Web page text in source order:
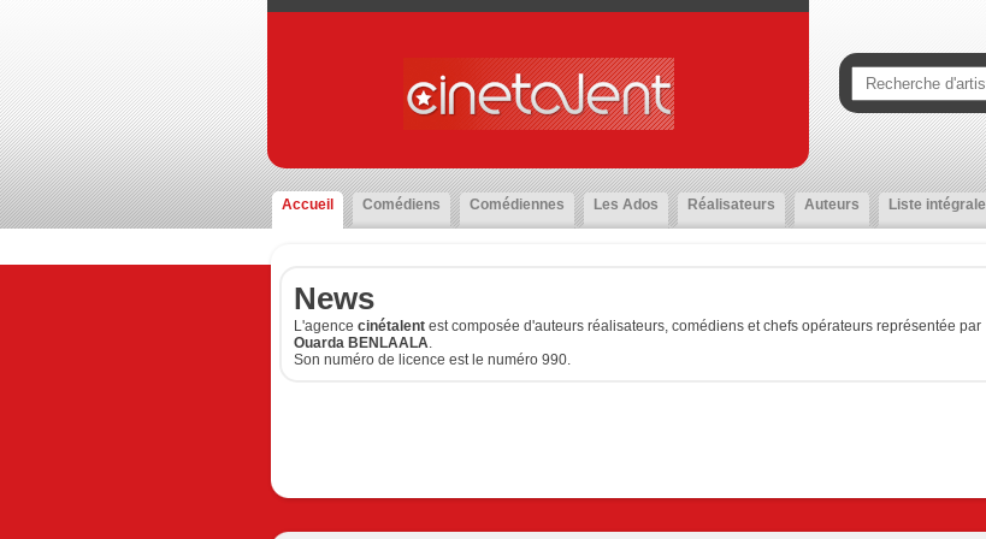
Accueil Comédiens Comédiennes Les Ados Réalisateurs Auteurs Liste intégrale
News
L'agence cinétalent est composée d'auteurs réalisateurs, comédiens et chefs opérateurs représentée par
Ouarda BENLAALA.
Son numéro de licence est le numéro 990.